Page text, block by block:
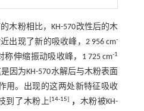
木粉相比，KH-570改性后的木
近出现了新的吸收峰，2 956 cm-
称伸缩振动吸收峰，1 725 cm-1
因为KH-570水解后与木粉表面
用。出现的这两处新特征吸收
到了木粉上[14-15] ， 木粉被KH-